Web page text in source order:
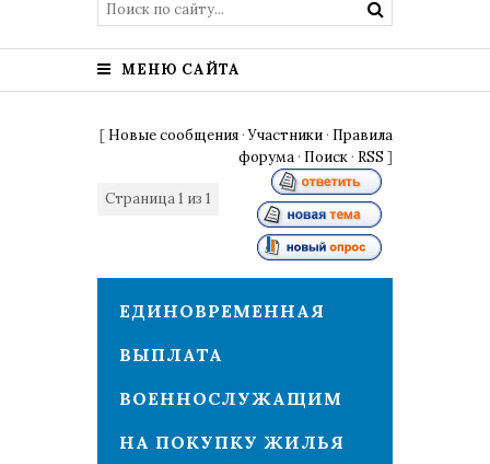
МЕНЮ САЙТА
[ Новые сообщения ·Участники · Правила
форума · Поиск · RSS ]
Страница1 из 1
ЕДИНОВРЕМЕННАЯ
ВЫПЛАТА
ВОЕННОСЛУЖАЩИМ
НА ПОКУПКУ ЖИЛЬЯ